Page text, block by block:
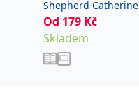
Shepherd Catherine
Od 179 Kč
Skladem